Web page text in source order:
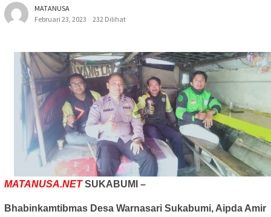
MATANUSA
Februari 23, 2023
232 Dilihat
MATANUSA.NETSUKABUMI –
Bhabinkamtibmas Desa Warnasari Sukabumi, Aipda Amir